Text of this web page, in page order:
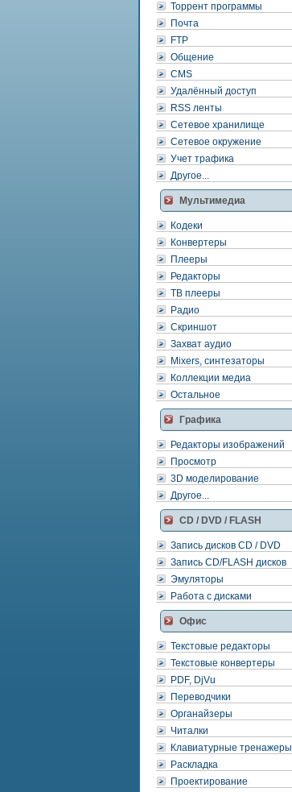
Торрент программы
Почта
FTP
Общение
CMS
Удалённый доступ
RSS ленты
Сетевое хранилище
Сетевое окружение
Учет трафика
Другое...
Мультимедиа
Кодеки
Конвертеры
Плееры
Редакторы
ТВ плееры
Радио
Скриншот
Захват аудио
Mixers, синтезаторы
Коллекции медиа
Остальное
Графика
Редакторы изображений
Просмотр
3D моделирование
Другое...
CD / DVD / FLASH
Запись дисков CD / DVD
Запись CD/FLASH дисков
Эмуляторы
Работа с дисками
Офис
Текстовые редакторы
Текстовые конвертеры
PDF, DjVu
Переводчики
Органайзеры
Читалки
Клавиатурные тренажеры
Раскладка
Проектирование